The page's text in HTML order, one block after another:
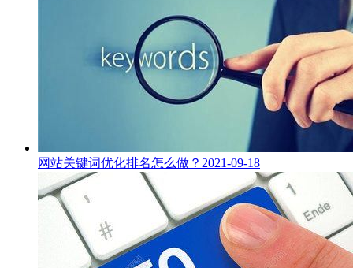
网站关键词优化排名怎么做？ 2021-09-18